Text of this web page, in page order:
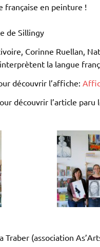
française en peinture !
de Sillingy
Corinne Ruellan,
la langue
découvrir l’affiche:
découvrir l’article paru
Traber (association